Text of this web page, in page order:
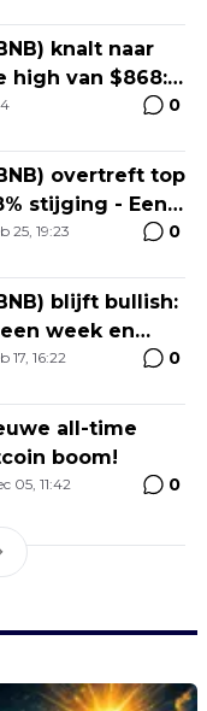
knalt naar
high van $868:
0
overtreft top
stijging - Een
25, 19:23 0
blijft bullish:
week en
17, 16:22 0
all-time
boom!
05, 11:42 0